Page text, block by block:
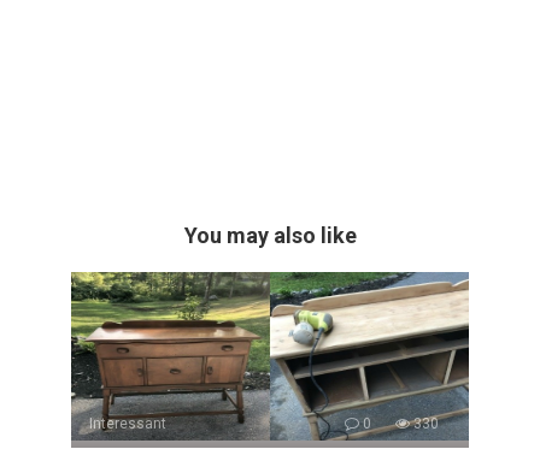
You may also like
Interessant 0 330